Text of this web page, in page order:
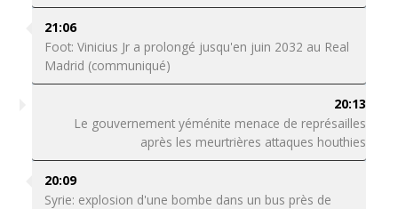
21:06
Foot: Vinicius Jr a prolongé jusqu'en juin 2032 au Real
Madrid (communiqué)
20:13
Le gouvernement yéménite menace de représailles
après les meurtrières attaques houthies
20:09
Syrie: explosion d'une bombe dans un bus près de